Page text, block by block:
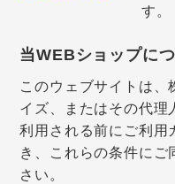
す。
当WEBショップに
このウェブサイトは、
イズ、またはその代理
利用される前にご利用
き、これらの条件にご
さい。